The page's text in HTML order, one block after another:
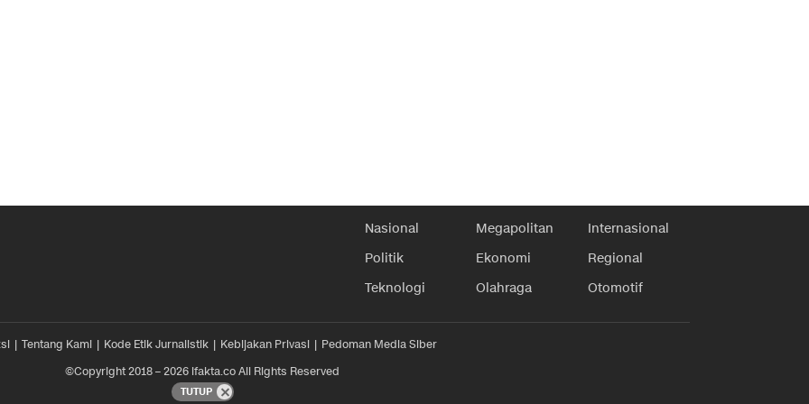
Nasional Megapolitan
Internasional
Politik
Ekonomi
Regional
Teknologi
Olahraga Otomotif
Tentang Kami Kode Etik Jurnalistik Kebijakan Privasi
Pedoman Media Siber
©Copyright 2018 – 2026 ifakta.co All Rights Reserved
TUTUP